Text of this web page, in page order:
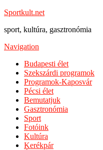
Sportkult.net
sport, kultúra, gasztronómia
Navigation
Budapesti élet
Szekszárdi programok
Programok-Kaposvár
Pécsi élet
Bemutatjuk
Gasztronómia
Sport
Fotóink
Kultúra
Kerékpár